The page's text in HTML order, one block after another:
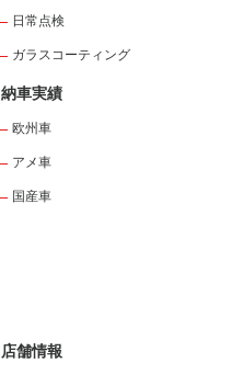
日常点検
ガラスコーティング
納車実績
欧州車
アメ車
国産車
店舗情報